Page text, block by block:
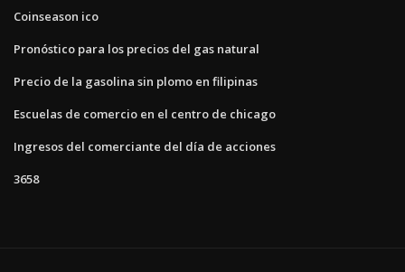
Coinseason ico
Pronóstico para los precios del gas natural
Precio de la gasolina sin plomo en filipinas
Escuelas de comercio en el centro de chicago
Ingresos del comerciante del día de acciones
3658